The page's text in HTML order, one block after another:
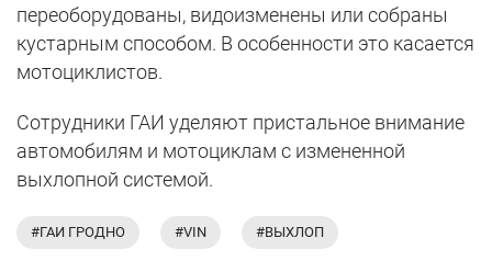
переоборудованы, видоизменены или собраны
кустарным способом. В особенности это касается
мотоциклистов.
Сотрудники ГАИ уделяют пристальное внимание
автомобилям и мотоциклам с измененной
выхлопной системой.
#ГАИ ГРОДНО #VIN #ВЫХЛОП